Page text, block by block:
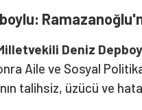
Deniz
Aile ve Sosyal
talihsiz, üzücü ve